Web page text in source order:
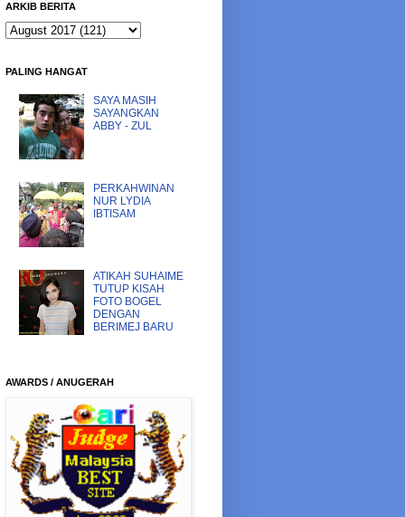
ARKIB BERITA
PALING HANGAT
SAYA MASIH
SAYANGKAN
ABBY - ZUL
PERKAHWINAN
NUR LYDIA
IBTISAM
ATIKAH SUHAIME
TUTUP KISAH
FOTO BOGEL
DENGAN
BERIMEJ BARU
AWARDS / ANUGERAH